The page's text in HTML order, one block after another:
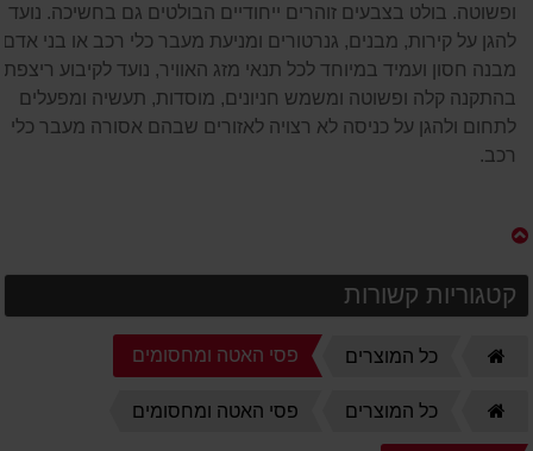
ופשוטה. בולט בצבעים זוהרים ייחודיים הבולטים גם בחשיכה. נועד
להגן על קירות, מבנים, גנרטורים ומניעת מעבר כלי רכב או בני
מבנה חסון ועמיד במיוחד לכל תנאי מזג האוויר, נועד לקיבוע ריצפתי
בהתקנה קלה ופשוטה ומשמש חניונים, מוסדות, תעשיה ומפעלים
לתחום ולהגן על כניסה לא רצויה לאזורים שבהם אסורה מעבר כלי
רכב.
קטגוריות קשורות
כל המוצרים פסי האטה ומחסומים
כל המוצרים פסי האטה ומחסומים